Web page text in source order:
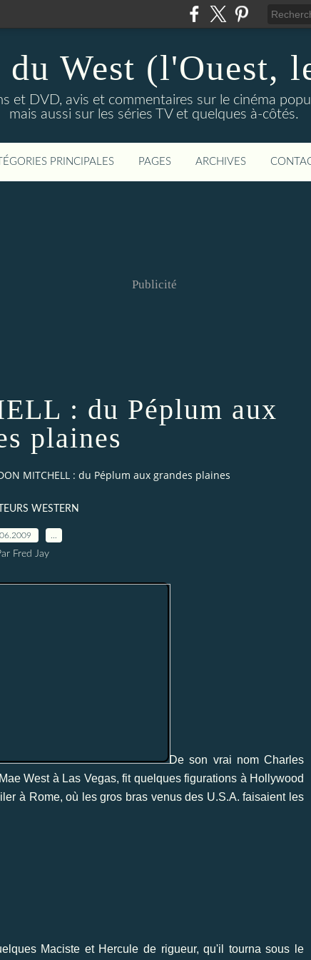
West (l'Ouest,
et DVD, avis et commentaires sur le cinéma
mais aussi sur les séries TV et quelques à-côtés.
PRINCIPALES PAGES ARCHIVES
Publicité
: du Péplum aux
plaines
MITCHELL : du Péplum aux grandes plaines
WESTERN
Fred Jay
De son vrai nom Charles
West à Las Vegas, fit quelques figurations à Hollywood
à Rome, où les gros bras venus des U.S.A. faisaient les
Maciste et Hercule de rigueur, qu'il tourna sous le